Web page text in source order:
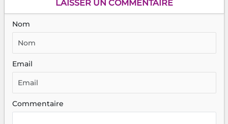
LAISSER UN COMMENTAIRE
Nom
Email
Commentaire